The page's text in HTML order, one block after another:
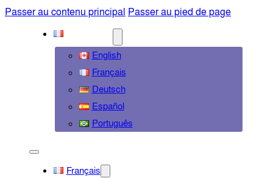
Passer au contenu principal Passer au pied de page
English
Français
Deutsch
Español
Português
Français